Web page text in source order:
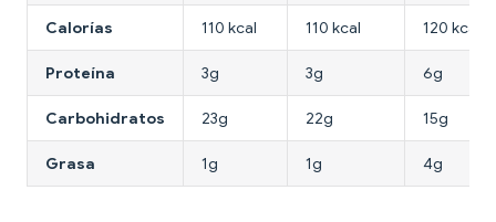
Calorías 110 kcal 110 kcal 120 kcal
Proteína 3g 3g 6g
Carbohidratos 23g 22g 15g
Grasa 1g 1g 4g